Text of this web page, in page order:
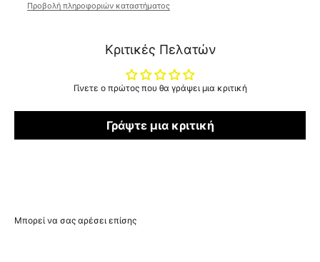
Προβολή πληροφοριών καταστήματος
Κριτικές Πελατών
Γίνετε ο πρώτος που θα γράψει μια κριτική
Γράψτε μια κριτική